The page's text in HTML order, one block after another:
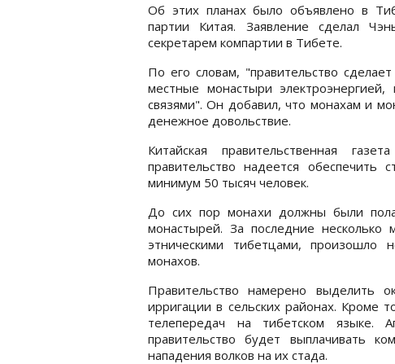
Об этих планах было объявлено в
партии Китая. Заявление сделал
секретарем компартии в Тибете.
По его словам, "правительство
местные монастыри
связями". Он добавил, что монахам и
денежное довольствие.
Китайская правительственная
правительство надеется
минимум 50 тысяч человек.
До сих пор монахи должны были
монастырей. За последние
этническими тибетцами, произошло
монахов.
Правительство намерено выделить
ирригации в сельских районах. Кроме
телепередач на тибетском языке.
правительство будет выплачивать
нападения волков на их стада.